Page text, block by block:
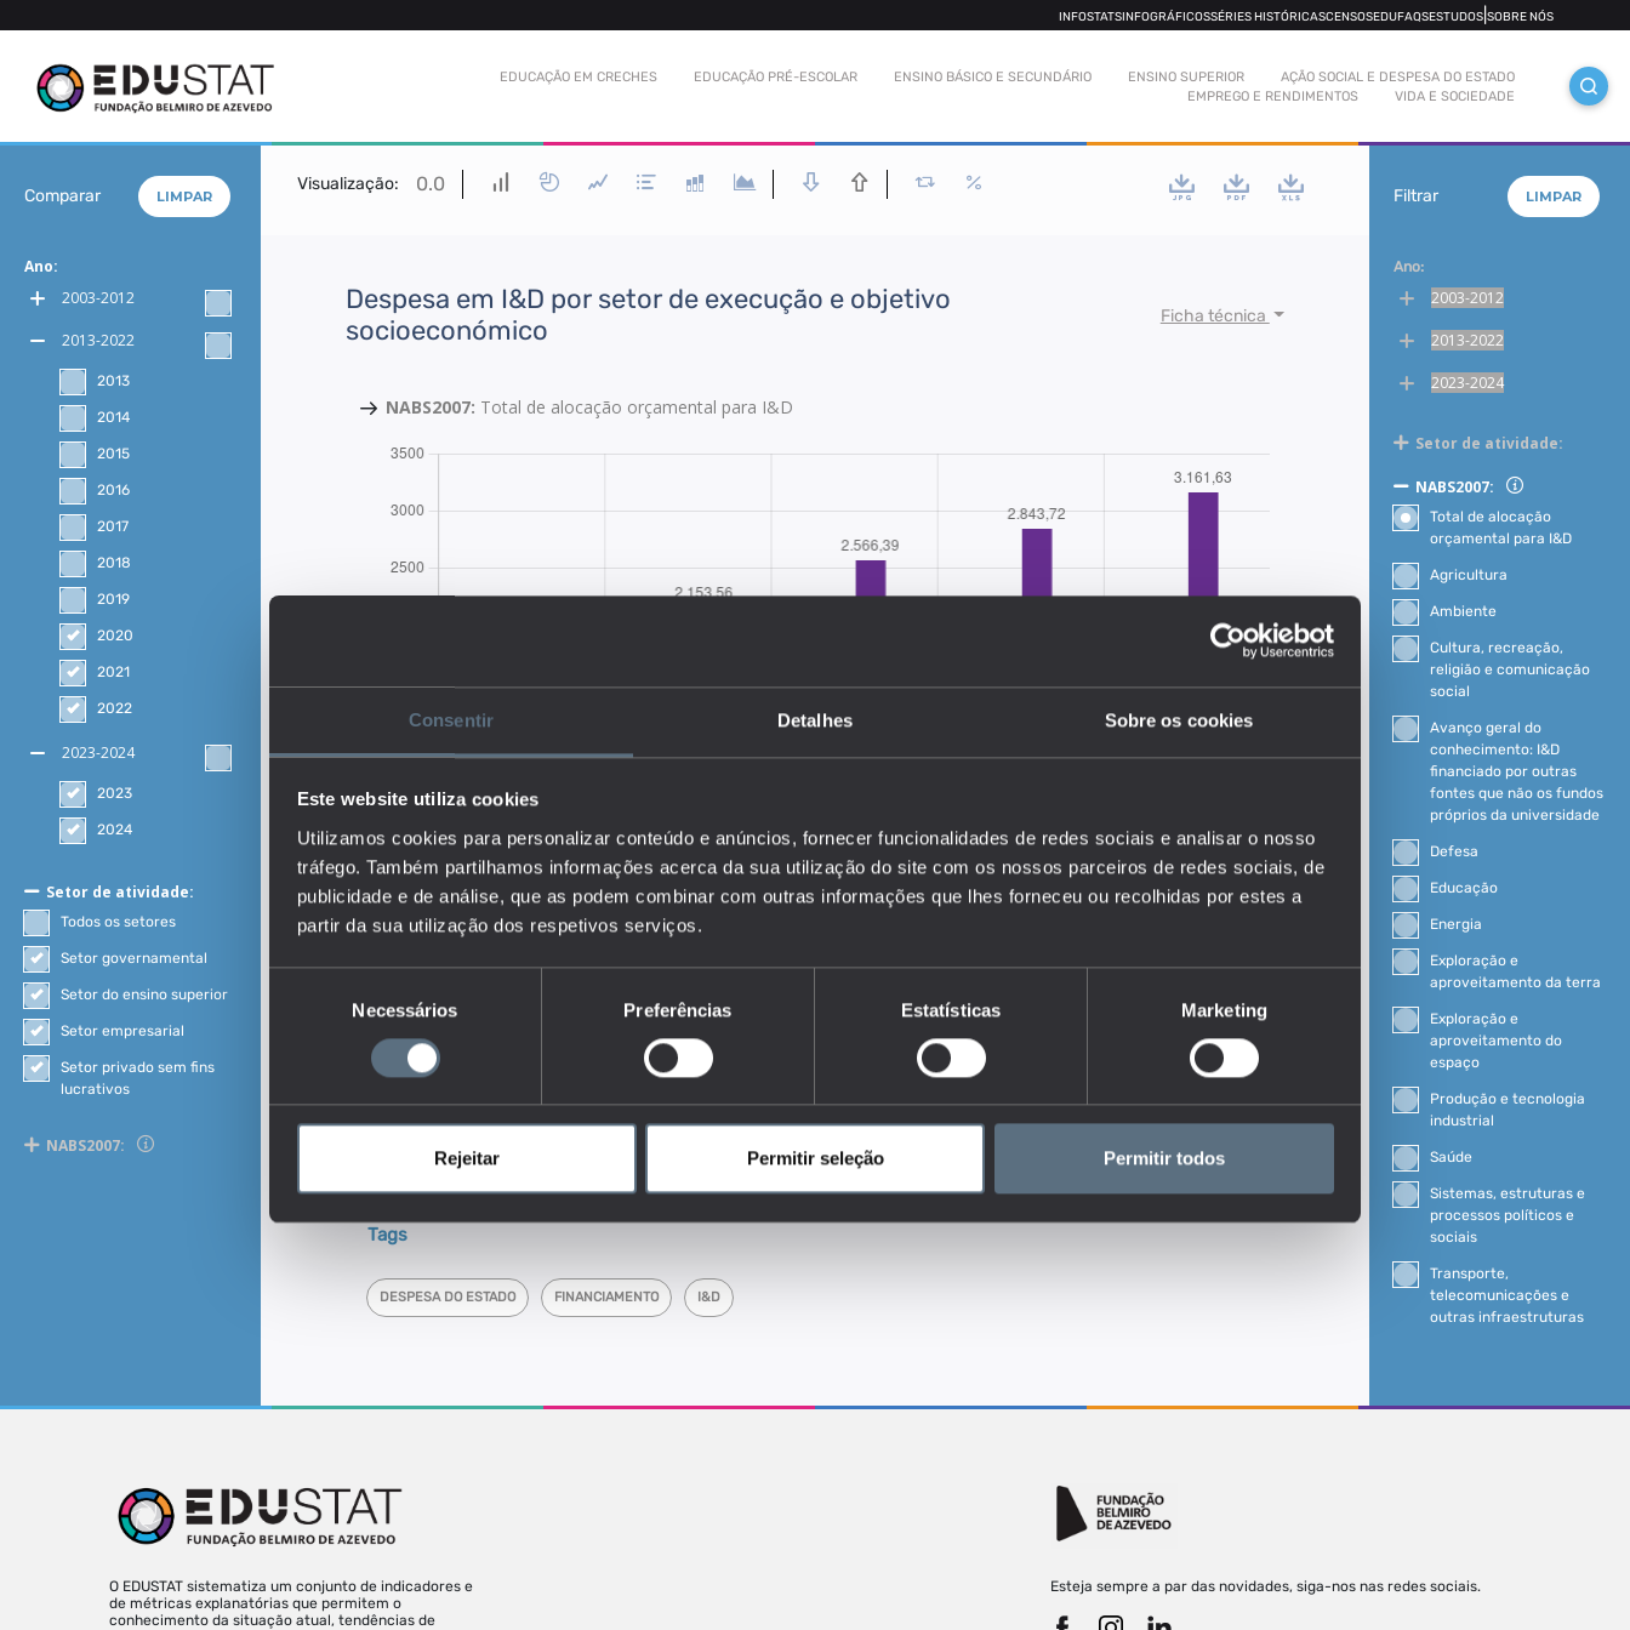
Consentir Detalhes Sobre os cookies
Este website utiliza cookies
Utilizamos cookies para personalizar conteúdo e anúncios, fornecer funcionalidades de redes sociais e analisar o nosso
tráfego. Também partilhamos informações acerca da sua utilização do site com os nossos parceiros de redes sociais, de
publicidade e de análise, que as podem combinar com outras informações que lhes forneceu ou recolhidas por estes a
partir da sua utilização dos respetivos serviços.
consentimento
Necessários Preferências Estatísticas Marketing
Rejeitar Permitir seleção Permitir todos
INFOSTATSINFOGRÁFICOSSÉRIES HISTÓRICASCENSOSEDUFAQSESTUDOS SOBRE NÓS
EDUCAÇÃO EM CRECHES EDUCAÇÃO PRÉ-ESCOLAR ENSINO BÁSICO E SECUNDÁRIO ENSINO SUPERIOR
AÇÃO SOCIAL E DESPESA DO ESTADO
EMPREGO E RENDIMENTOS
VIDA E SOCIEDADE
Comparar LIMPAR
Ano:
2003-2012
2013-2022
2013
2014
2015
2016
2017
2018
2019
2020
2021
2022
2023-2024
2023
2024
Setor de atividade:
Todos os setores
Setor governamental
Setor do ensino superior
Setor empresarial
Setor privado sem fins
lucrativos
NABS2007:
Visualização: 0.0
Despesa em I&D por setor de execução e objetivo
socioeconómico
Ficha técnica
NABS2007: Total de alocação orçamental para I&D
EDUSTAT 2026
Descrição:
O indicador traduz a despesa por setor de execução (governamental, ensino superior,
empresarial e instituições privadas sem fins lucrativos) e objetivo económico.
Este é um dos indicadores do conjunto que responde às questões:
Como se carateriza e estrutura de I&D na educação? (Investimento público e privado na
Tags
DESPESA DO ESTADO FINANCIAMENTO I&D
Filtrar LIMPAR
Ano:
2003-2012
2013-2022
2023-2024
Setor de atividade:
NABS2007:
Total de alocação
orçamental para I&D
Agricultura
Ambiente
Cultura, recreação,
religião e comunicação
social
Avanço geral do
conhecimento: I&D
financiado por outras
fontes que não os fundos
próprios da universidade
Defesa
Educação
Energia
Exploração e
aproveitamento da terra
Exploração e
aproveitamento do
espaço
Produção e tecnologia
industrial
Saúde
Sistemas, estruturas e
processos políticos e
sociais
Transporte,
telecomunicações e
outras infraestruturas
O EDUSTAT sistematiza um conjunto de indicadores e
de métricas explanatórias que permitem o
conhecimento da situação atual, tendências de
Esteja sempre a par das novidades, siga-nos nas redes sociais.